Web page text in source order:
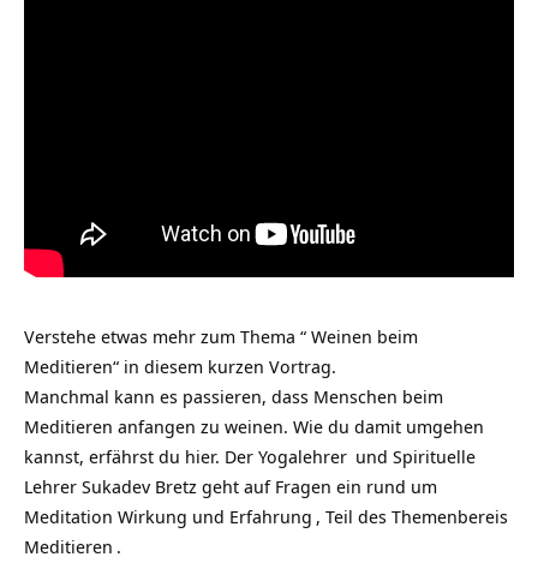
Verstehe etwas mehr zum Thema “ Weinen beim
Meditieren“ in diesem kurzen Vortrag.
Manchmal kann es passieren, dass Menschen beim
Meditieren anfangen zu weinen. Wie du damit umgehen
kannst, erfährst du hier. Der Yogalehrer und Spirituelle
Lehrer Sukadev Bretz geht auf Fragen ein rund um
Meditation Wirkung und Erfahrung , Teil des Themenbereis
Meditieren .